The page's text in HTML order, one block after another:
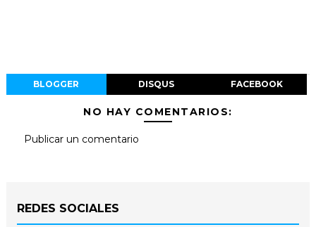
BLOGGER DISQUS FACEBOOK
NO HAY COMENTARIOS:
Publicar un comentario
REDES SOCIALES